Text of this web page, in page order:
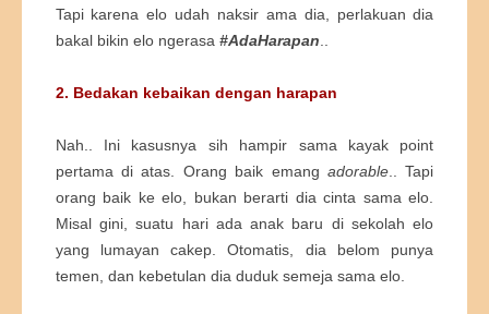
Tapi karena elo udah naksir ama dia, perlakuan dia
bakal bikin elo ngerasa #AdaHarapan..
2. Bedakan kebaikan dengan harapan
Nah.. Ini kasusnya sih hampir sama kayak point
pertama di atas. Orang baik emang adorable.. Tapi
orang baik ke elo, bukan berarti dia cinta sama elo.
Misal gini, suatu hari ada anak baru di sekolah elo
yang lumayan cakep. Otomatis, dia belom punya
temen, dan kebetulan dia duduk semeja sama elo.